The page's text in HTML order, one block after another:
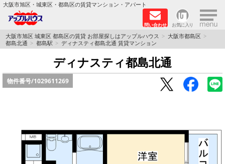
大阪市旭区・城東区・都島区の賃貸マンション・アパート
問い合わせ お気に入り ×
TOPページ
シャーメゾン
路線·駅から探す
地図から探す
スタッフ
大阪市旭区 城東区 都島区の賃貸 お部屋探しはアップルハウス
大阪市都島区
都島北通
都島駅 ディナスティ都島北通 賃貸マンション
ディナスティ都島北通
物件番号/1029611269